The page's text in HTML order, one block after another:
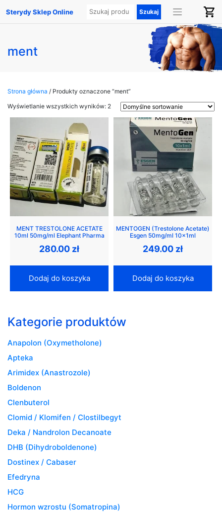
Sterydy Sklep Online
ment
Strona główna / Produkty oznaczone “ment”
Wyświetlanie wszystkich wyników: 2
MENT TRESTOLONE ACETATE
10ml 50mg/ml Elephant Pharma
280.00 zł
Dodaj do koszyka
MENTOGEN (Trestolone Acetate)
Esgen 50mg/ml 10x1ml
249.00 zł
Dodaj do koszyka
Kategorie produktów
Anapolon (Oxymetholone)
Apteka
Arimidex (Anastrozole)
Boldenon
Clenbuterol
Clomid / Klomifen / Clostilbegyt
Deka / Nandrolon Decanoate
DHB (Dihydroboldenone)
Dostinex / Cabaser
Efedryna
HCG
Hormon wzrostu (Somatropina)